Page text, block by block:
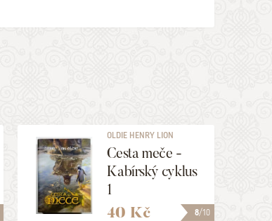
8/10
OLDIE HENRY LION
Cesta meče -
Kabírský cyklus
1
40 Kč